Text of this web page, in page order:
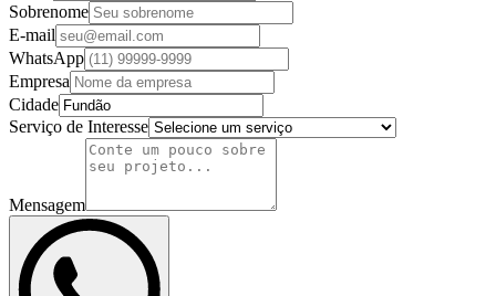
Sobrenome
E-mail
WhatsApp
Empresa
Cidade
Serviço de Interesse
Mensagem